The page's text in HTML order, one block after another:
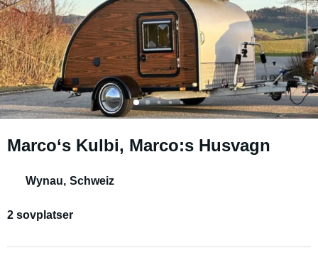
Marco‘s Kulbi, Marco:s Husvagn
Wynau, Schweiz
2 sovplatser